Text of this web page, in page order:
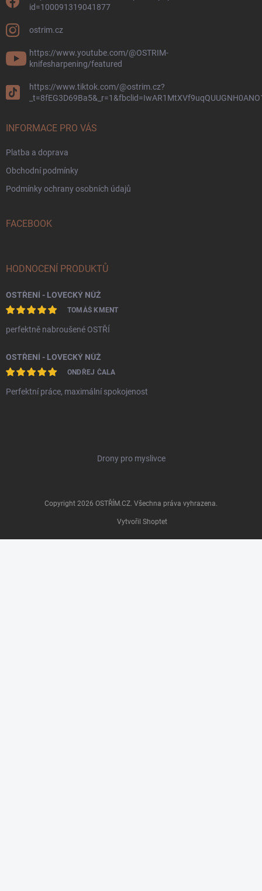
id=100091319041877
ostrim.cz
https://www.youtube.com/@OSTRIM-
knifesharpening/featured
https://www.tiktok.com/@ostrim.cz?
INFORMACE PRO VÁS
Platba a doprava
Obchodní podmínky
Podmínky ochrany osobních údajů
FACEBOOK
HODNOCENÍ PRODUKTŮ
OSTŘENÍ - LOVECKÝ NŮŽ
TOMÁŠ KMENT
perfektně nabroušené OSTŘÍ
OSTŘENÍ - LOVECKÝ NŮŽ
ONDŘEJ ČALA
Perfektní práce, maximální spokojenost
Drony pro myslivce
Vytvořil Shoptet
Copyright 2026 OSTŘÍM.CZ. Všechna práva vyhrazena.